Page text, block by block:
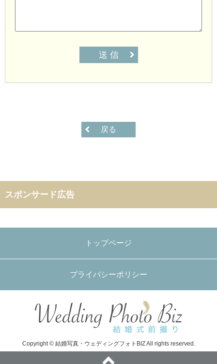
送 信
戻る
スポンサード広告
トップページ
プライバシーポリシー
Copyright © 結婚写真・ウェディングフォトBIZ All rights reserved.